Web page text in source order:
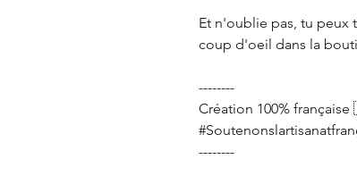
Et n'oublie pas, tu peux
coup d'oeil dans la
--------
Création 100%
--------